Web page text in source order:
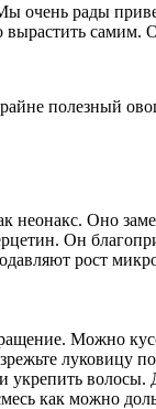
рады
самим.
полезный
неонакс. Оно
Он
рост
Можно
луковицу
укрепить
как можно